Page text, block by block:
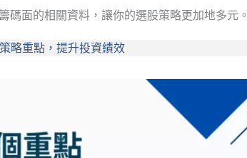
碼面的相關資料，讓你的選股策略更加地多元。
略重點，提升投資績效